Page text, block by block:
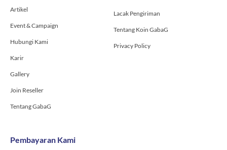
Artikel
Event & Campaign
Hubungi Kami
Karir
Gallery
Join Reseller
Tentang GabaG
Lacak Pengiriman
Tentang Koin GabaG
Privacy Policy
Pembayaran Kami